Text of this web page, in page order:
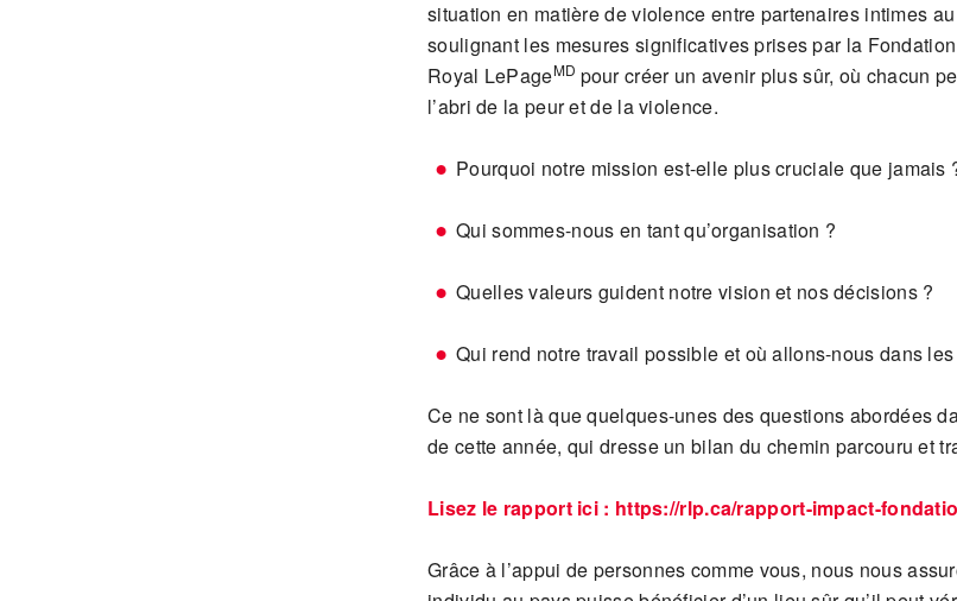
situation en matière de violence entre partenaires intimes
soulignant les mesures significatives prises par la
Royal LePageMD pour créer un avenir plus sûr, où chacun
l’abri de la peur et de la violence.
Pourquoi notre mission est-elle plus cruciale que jamais
Qui sommes-nous en tant qu’organisation ?
Quelles valeurs guident notre vision et nos décisions ?
Qui rend notre travail possible et où allons-nous dans
Ce ne sont là que quelques-unes des questions abordées
de cette année, qui dresse un bilan du chemin parcouru et
Lisez le rapport ici : https://rlp.ca/rapport-impact-
Grâce à l’appui de personnes comme vous, nous nous